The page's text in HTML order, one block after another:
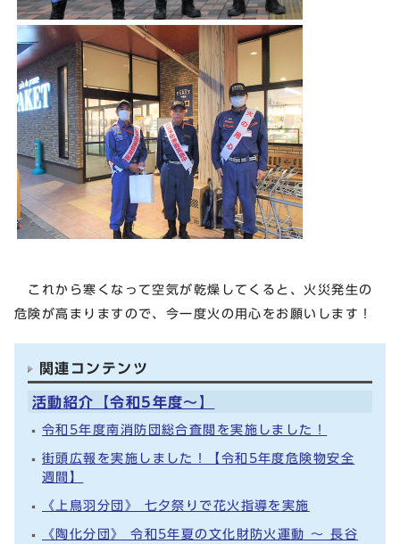
これから寒くなって空気が乾燥してくると、火災発生の
危険が高まりますので、今一度火の用心をお願いします！
関連コンテンツ
活動紹介【令和5年度～】
令和5年度南消防団総合査閲を実施しました！
街頭広報を実施しました！【令和5年度危険物安全
週間】
《上鳥羽分団》 七夕祭りで花火指導を実施
《陶化分団》 令和5年夏の文化財防火運動 ～ 長谷